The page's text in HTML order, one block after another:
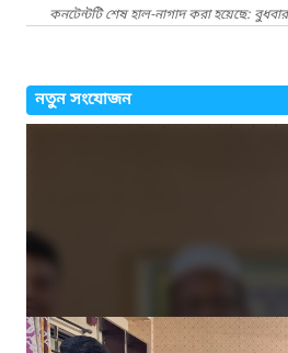
কনটেন্টটি শেষ হাল-নাগাদ করা হয়েছে:
নতুন সংযোজন